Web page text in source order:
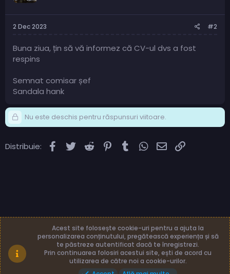
2 Dec 2023 #2
Buna ziua, țin să vă informez că CV-ul dvs a fost
respins
Semnat comisar șef
Sandala hank
Nu este deschis pentru răspunsuri viitoare.
Distribuie: Facebook
TwitterReddit PinterestTumblrWhatsApp
Email
Română (RO)
Termeni și reguli
Politică de confidențialitate
Ajutor Acasă
Acest site folosește cookie-uri pentru a ajuta la
personalizarea conținutului, pregătească experiența și să
te păstreze autentificat dacă te înregistrezi.
Prin continuarea folosiri acestui site, ești de acord cu
utilizarea de către noi a cookie-urilor.